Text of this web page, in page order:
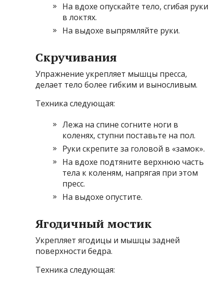
На вдохе опускайте тело, сгибая руки
в локтях.
На выдохе выпрямляйте руки.
Скручивания
Упражнение укрепляет мышцы пресса,
делает тело более гибким и выносливым.
Техника следующая:
Лежа на спине согните ноги в
коленях, ступни поставьте на пол.
Руки скрепите за головой в «замок».
На вдохе подтяните верхнюю часть
тела к коленям, напрягая при этом
пресс.
На выдохе опустите.
Ягодичный мостик
Укрепляет ягодицы и мышцы задней
поверхности бедра.
Техника следующая: